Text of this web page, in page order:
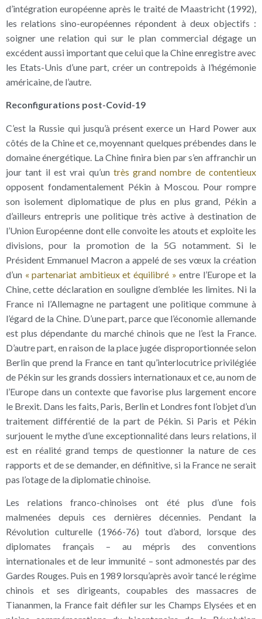
d’intégration européenne après le traité de Maastricht (1992),
les relations sino-européennes répondent à deux objectifs :
soigner une relation qui sur le plan commercial dégage un
excédent aussi important que celui que la Chine enregistre avec
les Etats-Unis d’une part, créer un contrepoids à l’hégémonie
américaine, de l’autre.
Reconfigurations post-Covid-19
C’est la Russie qui jusqu’à présent exerce un Hard Power aux
côtés de la Chine et ce, moyennant quelques prébendes dans le
domaine énergétique. La Chine finira bien par s’en affranchir un
jour tant il est vrai qu’un très grand nombre de contentieux
opposent fondamentalement Pékin à Moscou. Pour rompre
son isolement diplomatique de plus en plus grand, Pékin a
d’ailleurs entrepris une politique très active à destination de
l’Union Européenne dont elle convoite les atouts et exploite les
divisions, pour la promotion de la 5G notamment. Si le
Président Emmanuel Macron a appelé de ses vœux la création
d’un « partenariat ambitieux et équilibré » entre l’Europe et la
Chine, cette déclaration en souligne d’emblée les limites. Ni la
France ni l’Allemagne ne partagent une politique commune à
l’égard de la Chine. D’une part, parce que l’économie allemande
est plus dépendante du marché chinois que ne l’est la France.
D’autre part, en raison de la place jugée disproportionnée selon
Berlin que prend la France en tant qu’interlocutrice privilégiée
de Pékin sur les grands dossiers internationaux et ce, au nom de
l’Europe dans un contexte que favorise plus largement encore
le Brexit. Dans les faits, Paris, Berlin et Londres font l’objet d’un
traitement différentié de la part de Pékin. Si Paris et Pékin
surjouent le mythe d’une exceptionnalité dans leurs relations, il
est en réalité grand temps de questionner la nature de ces
rapports et de se demander, en définitive, si la France ne serait
pas l’otage de la diplomatie chinoise.
Les relations franco-chinoises ont été plus d’une fois
malmenées depuis ces dernières décennies. Pendant la
Révolution culturelle (1966-76) tout d’abord, lorsque des
diplomates français – au mépris des conventions
internationales et de leur immunité – sont admonestés par des
Gardes Rouges. Puis en 1989 lorsqu’après avoir tancé le régime
chinois et ses dirigeants, coupables des massacres de
Tiananmen, la France fait défiler sur les Champs Elysées et en